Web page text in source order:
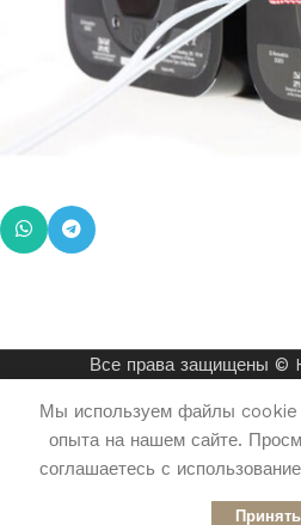
Все права защищены ©
Мы используем файлы cookie
опыта на нашем сайте.
соглашаетесь с
Принять